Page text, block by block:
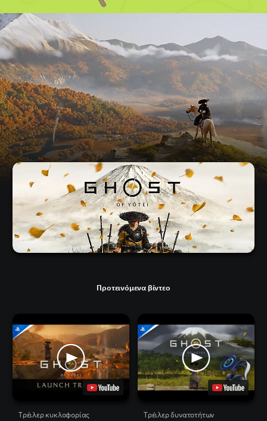
Προτεινόμενα βίντεο
Τρέιλερ κυκλοφορίας Τρέιλερ δυνατοτήτων